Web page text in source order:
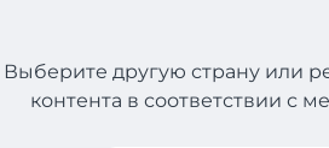
Регистрация
Выберите другую страну или
контента в соответствии с